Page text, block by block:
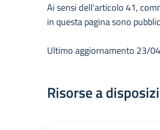
Ai sensi dell'articolo 41,
in questa pagina sono
Ultimo aggiornamento 23/
Risorse a